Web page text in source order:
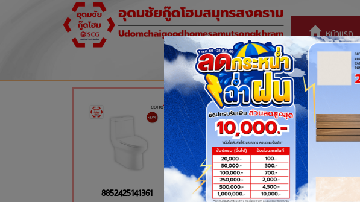
หน้าแรก
ติดต่อเรา
8852425141361
P0050543